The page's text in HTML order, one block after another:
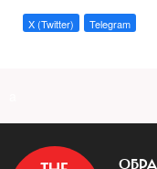
X (Twitter) Telegram